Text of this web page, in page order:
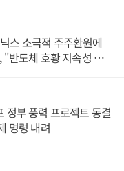
스 소극적 주주환원에
"반도체 호황 지속성 의
정부 풍력 프로젝트 동결
명령 내려